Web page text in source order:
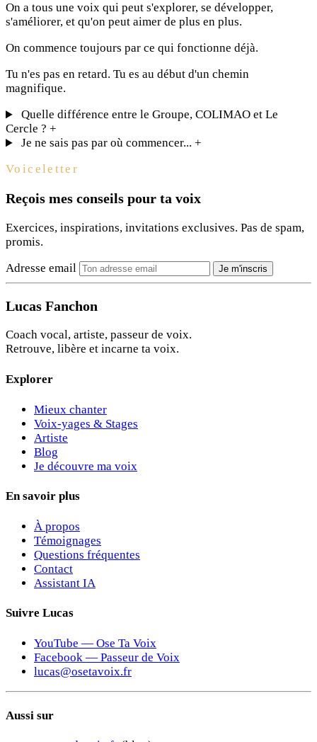
On a tous une voix qui peut s'explorer, se développer,
s'améliorer, et qu'on peut aimer de plus en plus.
On commence toujours par ce qui fonctionne déjà.
Tu n'es pas en retard. Tu es au début d'un chemin
magnifique.
Quelle différence entre le Groupe, COLIMAO et Le
Cercle ? +
Je ne sais pas par où commencer...+
Voiceletter
Reçois mes conseils pour ta voix
Exercices, inspirations, invitations exclusives. Pas de spam,
promis.
Adresse email
Je m'inscris
Lucas Fanchon
Coach vocal, artiste, passeur de voix.
Retrouve, libère et incarne ta voix.
Explorer
Mieux chanter
Voix-yages & Stages
Artiste
Blog
Je découvre ma voix
En savoir plus
À propos
Témoignages
Questions fréquentes
Contact
Assistant IA
Suivre Lucas
YouTube — Ose Ta Voix
Facebook — Passeur de Voix
lucas@osetavoix.fr
Aussi sur